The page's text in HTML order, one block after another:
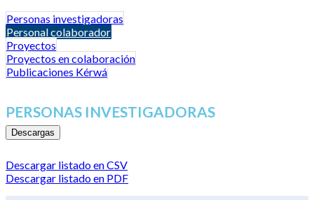
Personas investigadoras
Personal colaborador
Proyectos
Proyectos en colaboración
Publicaciones Kérwá
PERSONAS INVESTIGADORAS
Descargas
Descargar listado en CSV
Descargar listado en PDF